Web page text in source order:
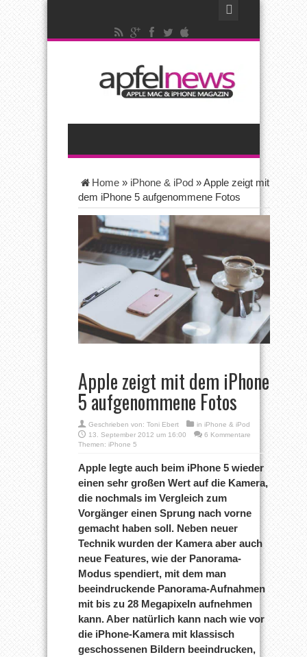
Home » iPhone & iPod »Apple zeigt mit
dem iPhone 5 aufgenommene Fotos
Apple zeigt mit dem iPhone
5 aufgenommene Fotos
Geschrieben von: Toni Ebert in iPhone & iPod
13. September 2012 um 16:00
6 Kommentare
Themen: iPhone 5
Apple legte auch beim iPhone 5 wieder
einen sehr großen Wert auf die Kamera,
die nochmals im Vergleich zum
Vorgänger einen Sprung nach vorne
gemacht haben soll. Neben neuer
Technik wurden der Kamera aber auch
neue Features, wie der Panorama-
Modus spendiert, mit dem man
beeindruckende Panorama-Aufnahmen
mit bis zu 28 Megapixeln aufnehmen
kann. Aber natürlich kann nach wie vor
die iPhone-Kamera mit klassisch
geschossenen Bildern beeindrucken,